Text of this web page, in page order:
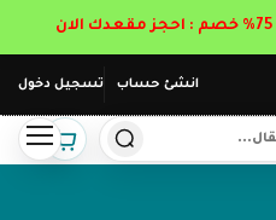
انشئ حساب تسجيل دخول